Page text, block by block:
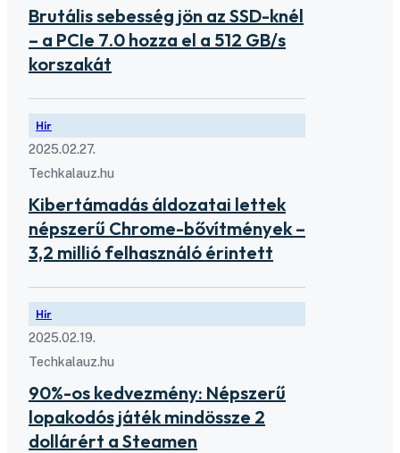
Brutális sebesség jön az SSD-knél
– a PCIe 7.0 hozza el a 512 GB/s
korszakát
Hír
2025.02.27.
Techkalauz.hu
Kibertámadás áldozatai lettek
népszerű Chrome-bővítmények –
3,2 millió felhasználó érintett
Hír
2025.02.19.
Techkalauz.hu
90%-os kedvezmény: Népszerű
lopakodós játék mindössze 2
dollárért a Steamen